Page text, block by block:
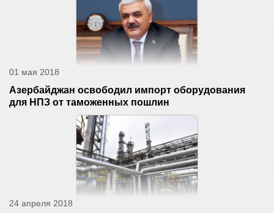
01 мая 2018
Азербайджан освободил импорт оборудования
для НПЗ от таможенных пошлин
24 апреля 2018